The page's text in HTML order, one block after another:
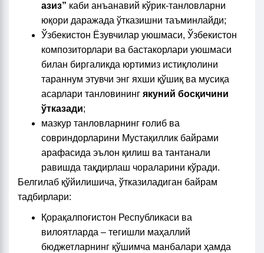
азиз” каби анъанавий кўрик-танловларни
юқори даражада ўтказишни таъминлайди;
Ўзбекистон Ёзувчилар уюшмаси, Ўзбекистон
композиторлари ва бастакорлари уюшмаси
билан биргаликда юртимиз истиқлолини
тараннум этувчи энг яхши қўшиқ ва мусиқа
асарлари танловининг якуний босқичини
ўтказади;
мазкур танловларнинг ғолиб ва
совриндорларини Мустақиллик байрами
арафасида эълон қилиш ва тантанали
равишда тақдирлаш чораларини кўради.
Белгилаб қўйилишича, ўтказиладиган байрам
тадбирлари:
Қорақалпоғистон Республикаси ва
вилоятларда – тегишли маҳаллий
бюджетларнинг қўшимча манбалари ҳамда